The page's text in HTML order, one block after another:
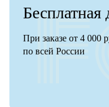
Бесплатная
При заказе от 4
по всей России